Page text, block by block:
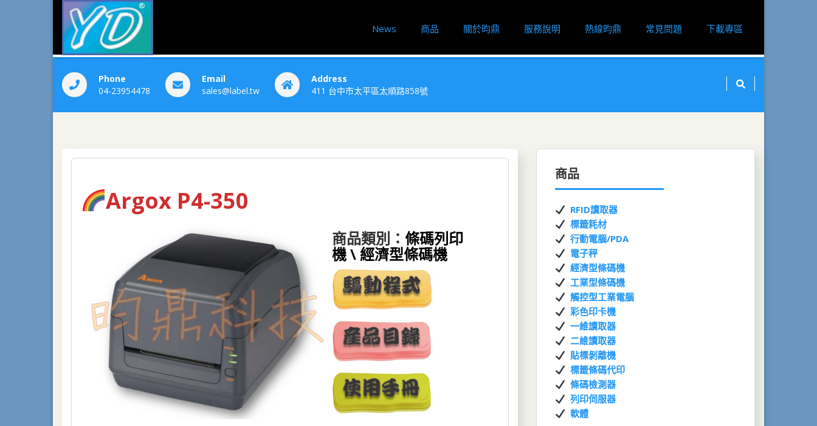
昀鼎科技
News 商品 關於昀鼎 服務說明 熱線昀鼎 常見問題 下載專區
Phone
04-23954478
Email
sales@label.tw
Address
411 台中市太平區太順路858號
Argox P4-350
商品類別： 條碼列印
機 \ 經濟型條碼機
商品
RFID讀取器
標籤耗材
行動電腦/PDA
電子秤
經濟型條碼機
工業型條碼機
觸控型工業電腦
彩色印卡機
一維讀取器
二維讀取器
貼標剝離機
標籤條碼代印
條碼檢測器
列印伺服器
軟體